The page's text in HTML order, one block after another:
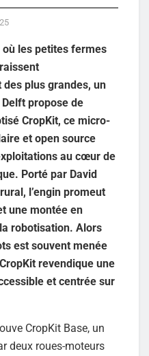
où les petites fermes
plus grandes, un
propose de
CropKit, ce micro-
et open source
au cœur de
Porté par David
l’engin promeut
une montée en
robotisation. Alors
est souvent menée
revendique une
et centrée sur
CropKit Base, un
deux roues-moteurs